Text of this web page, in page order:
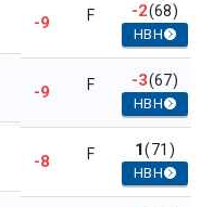
-9 F -2(68)
HBH
-9 F -3(67)
HBH
-8 F 1(71)
HBH